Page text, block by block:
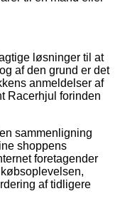
løsninger til at
af den grund er det
anmeldelser af
Racerhjul forinden
sammenligning
shoppens
foretagender
af tidligere